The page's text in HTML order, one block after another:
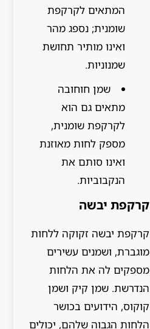
המתאים לקרקפת
שומנית; נספג מהר
ואינו מותיר תחושת
שמנוניות.
שמן חוחובה
מתאים גם הוא
לקרקפת שומנית,
מספק לחות מאוזנת
ואינו סותם את
הנקבוביות.
קרקפת יבשה
קרקפת יבשה זקוקה ללחות
מוגברת, ושמנים עשירים
מספקים לה את הלחות
הנדרשת. שמן קיק ושמן
קוקוס, הידועים בכושר
הלחות הגבוה שלהם, יכולים